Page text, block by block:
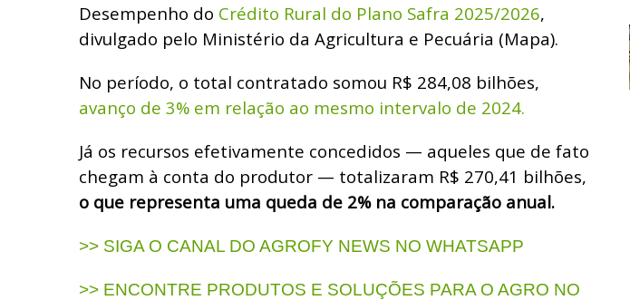
Desempenho do Crédito Rural do Plano Safra 2025/2026,
divulgado pelo Ministério da Agricultura e Pecuária (Mapa).
No período, o total contratado somou R$ 284,08 bilhões,
avanço de 3% em relação ao mesmo intervalo de 2024.
Já os recursos efetivamente concedidos — aqueles que de fato
chegam à conta do produtor — totalizaram R$ 270,41 bilhões,
o que representa uma queda de 2% na comparação anual.
>> SIGA O CANAL DO AGROFY NEWS NO WHATSAPP
>> ENCONTRE PRODUTOS E SOLUÇÕES PARA O AGRO NO